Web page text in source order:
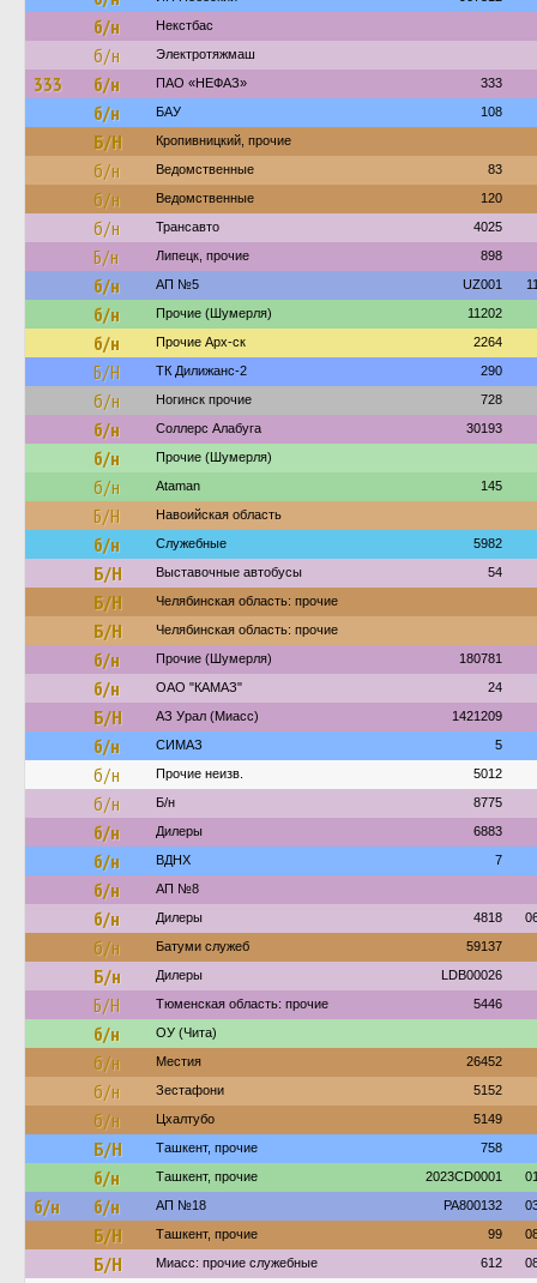
б/н Некстбас
б/н Электротяжмаш
333 б/н ПАО «НЕФАЗ» 333
б/н БАУ 108
Б/Н Кропивницкий, прочие
б/н Ведомственные 83
б/н Ведомственные 120
б/н Трансавто 4025
Б/н Липецк, прочие 898
б/н АП №5 UZ001
б/н Прочие (Шумерля) 11202
б/н Прочие Арх-ск 2264
Б/Н ТК Дилижанс-2 290
б/н Ногинск прочие 728
б/н Соллерс Алабуга 30193
б/н Прочие (Шумерля)
б/н Ataman 145
Б/Н Навоийская область
б/н Служебные 5982
Б/Н Выставочные автобусы 54
Б/Н Челябинская область: прочие
Б/Н Челябинская область: прочие
б/н Прочие (Шумерля) 180781
б/н ОАО "КАМАЗ" 24
Б/Н АЗ Урал (Миасс) 1421209
б/н СИМАЗ 5
б/н Прочие неизв. 5012
б/н Б/н 8775
б/н Дилеры 6883
б/н ВДНХ 7
б/н АП №8
б/н Дилеры 4818
б/н Батуми служеб 59137
Б/н Дилеры LDB00026
Б/Н Тюменская область: прочие 5446
б/н ОУ (Чита)
б/н Местия 26452
б/н Зестафони 5152
б/н Цхалтубо 5149
Б/Н Ташкент, прочие 758
б/н Ташкент, прочие 2023CD0001
б/н б/н АП №18 PA800132
Б/Н Ташкент, прочие 99
Б/Н Миасс: прочие служебные 612